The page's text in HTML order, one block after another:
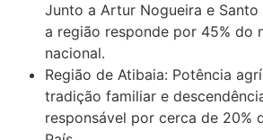
Junto a Artur Nogueira e Santo
a região responde por 45% do
nacional.
Região de Atibaia: Potência
tradição familiar e
responsável por cerca de 20%